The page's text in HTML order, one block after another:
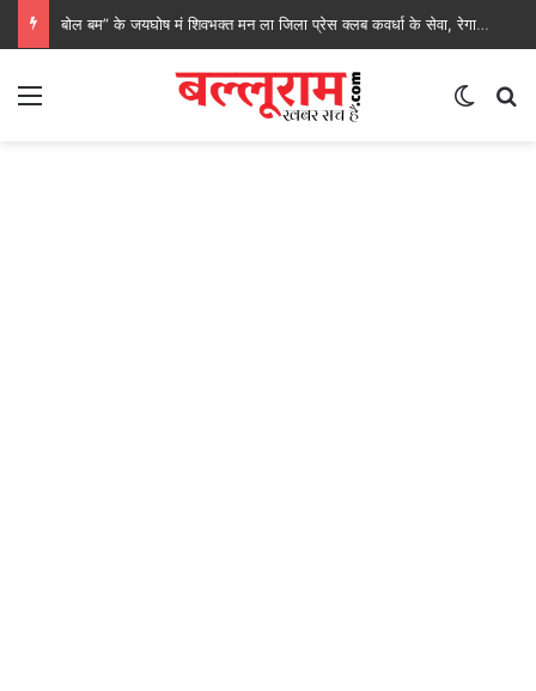
बोल बम” के जयघोष मं शिवभक्त मन ला जिला प्रेस क्लब कवर्धा के सेवा, रेगाखार चौक मं स्वल्पाहार पाय के गदगद होइस पदयात्री